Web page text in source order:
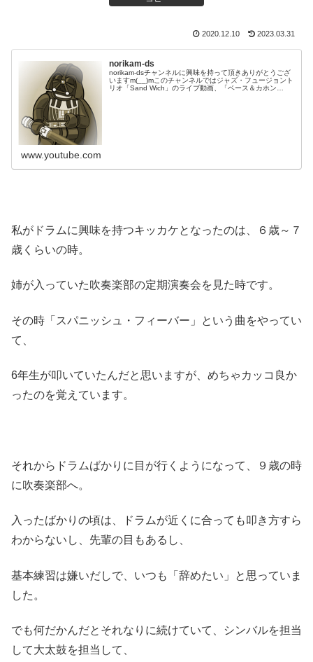
2020.12.10 2023.03.31
norikam-ds
norikam-dsチャンネルに興味を持って頂きありがとうござ
いますm(__)mこのチャンネルではジャズ・フュージョント
リオ「Sand Wich」のライブ動画、「ベース＆カホン
www.youtube.com
私がドラムに興味を持つキッカケとなったのは、６歳～７
歳くらいの時。
姉が入っていた吹奏楽部の定期演奏会を見た時です。
その時「スパニッシュ・フィーバー」という曲をやってい
て、
6年生が叩いていたんだと思いますが、めちゃカッコ良か
ったのを覚えています。
それからドラムばかりに目が行くようになって、９歳の時
に吹奏楽部へ。
入ったばかりの頃は、ドラムが近くに合っても叩き方すら
わからないし、先輩の目もあるし、
基本練習は嫌いだしで、いつも「辞めたい」と思っていま
した。
でも何だかんだとそれなりに続けていて、シンバルを担当
して大太鼓を担当して、